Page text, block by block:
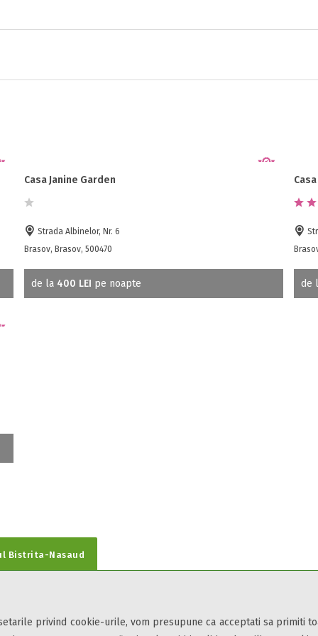
privind cookie-urile, vom presupune ca acceptati sa primiti
Casa Janine Garden
Strada Albinelor, Nr. 6
Brasov, Brasov, 500470
de la 400 LEI pe noapte de
Bistrita-Nasaud
toate zonele turistice, oferte speciale, rezervari online.